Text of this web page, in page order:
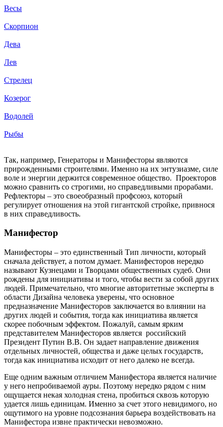
Весы
Скорпион
Дева
Лев
Стрелец
Козерог
Водолей
Рыбы
Так, например, Генераторы и Манифесторы являются
прирожденными строителями. Именно на их энтузиазме, силе
воле и энергии держится современное общество. Проекторов
можно сравнить со строгими, но справедливыми прорабами.
Рефлекторы – это своеобразный профсоюз, который
регулирует отношения на этой гигантской стройке, привнося
в них справедливость.
Манифестор
Манифесторы – это единственный Тип личности, который
сначала действует, а потом думает. Манифесторов нередко
называют Кузнецами и Творцами общественных судеб. Они
рождены для инициативы и того, чтобы вести за собой других
людей. Примечательно, что многие авторитетные эксперты в
области Дизайна человека уверены, что основное
предназначение Манифесторов заключается во влиянии на
других людей и события, тогда как инициатива является
скорее побочным эффектом. Пожалуй, самым ярким
представителем Манифесторов является российский
Президент Путин В.В. Он задает направление движения
отдельных личностей, общества и даже целых государств,
тогда как инициатива исходит от него далеко не всегда.
Еще одним важным отличием Манифестора является наличие
у него непробиваемой ауры. Поэтому нередко рядом с ним
ощущается некая холодная стена, пробиться сквозь которую
удается лишь единицам. Именно за счет этого невидимого, но
ощутимого на уровне подсознания барьера воздействовать на
Манифестора извне практически невозможно.